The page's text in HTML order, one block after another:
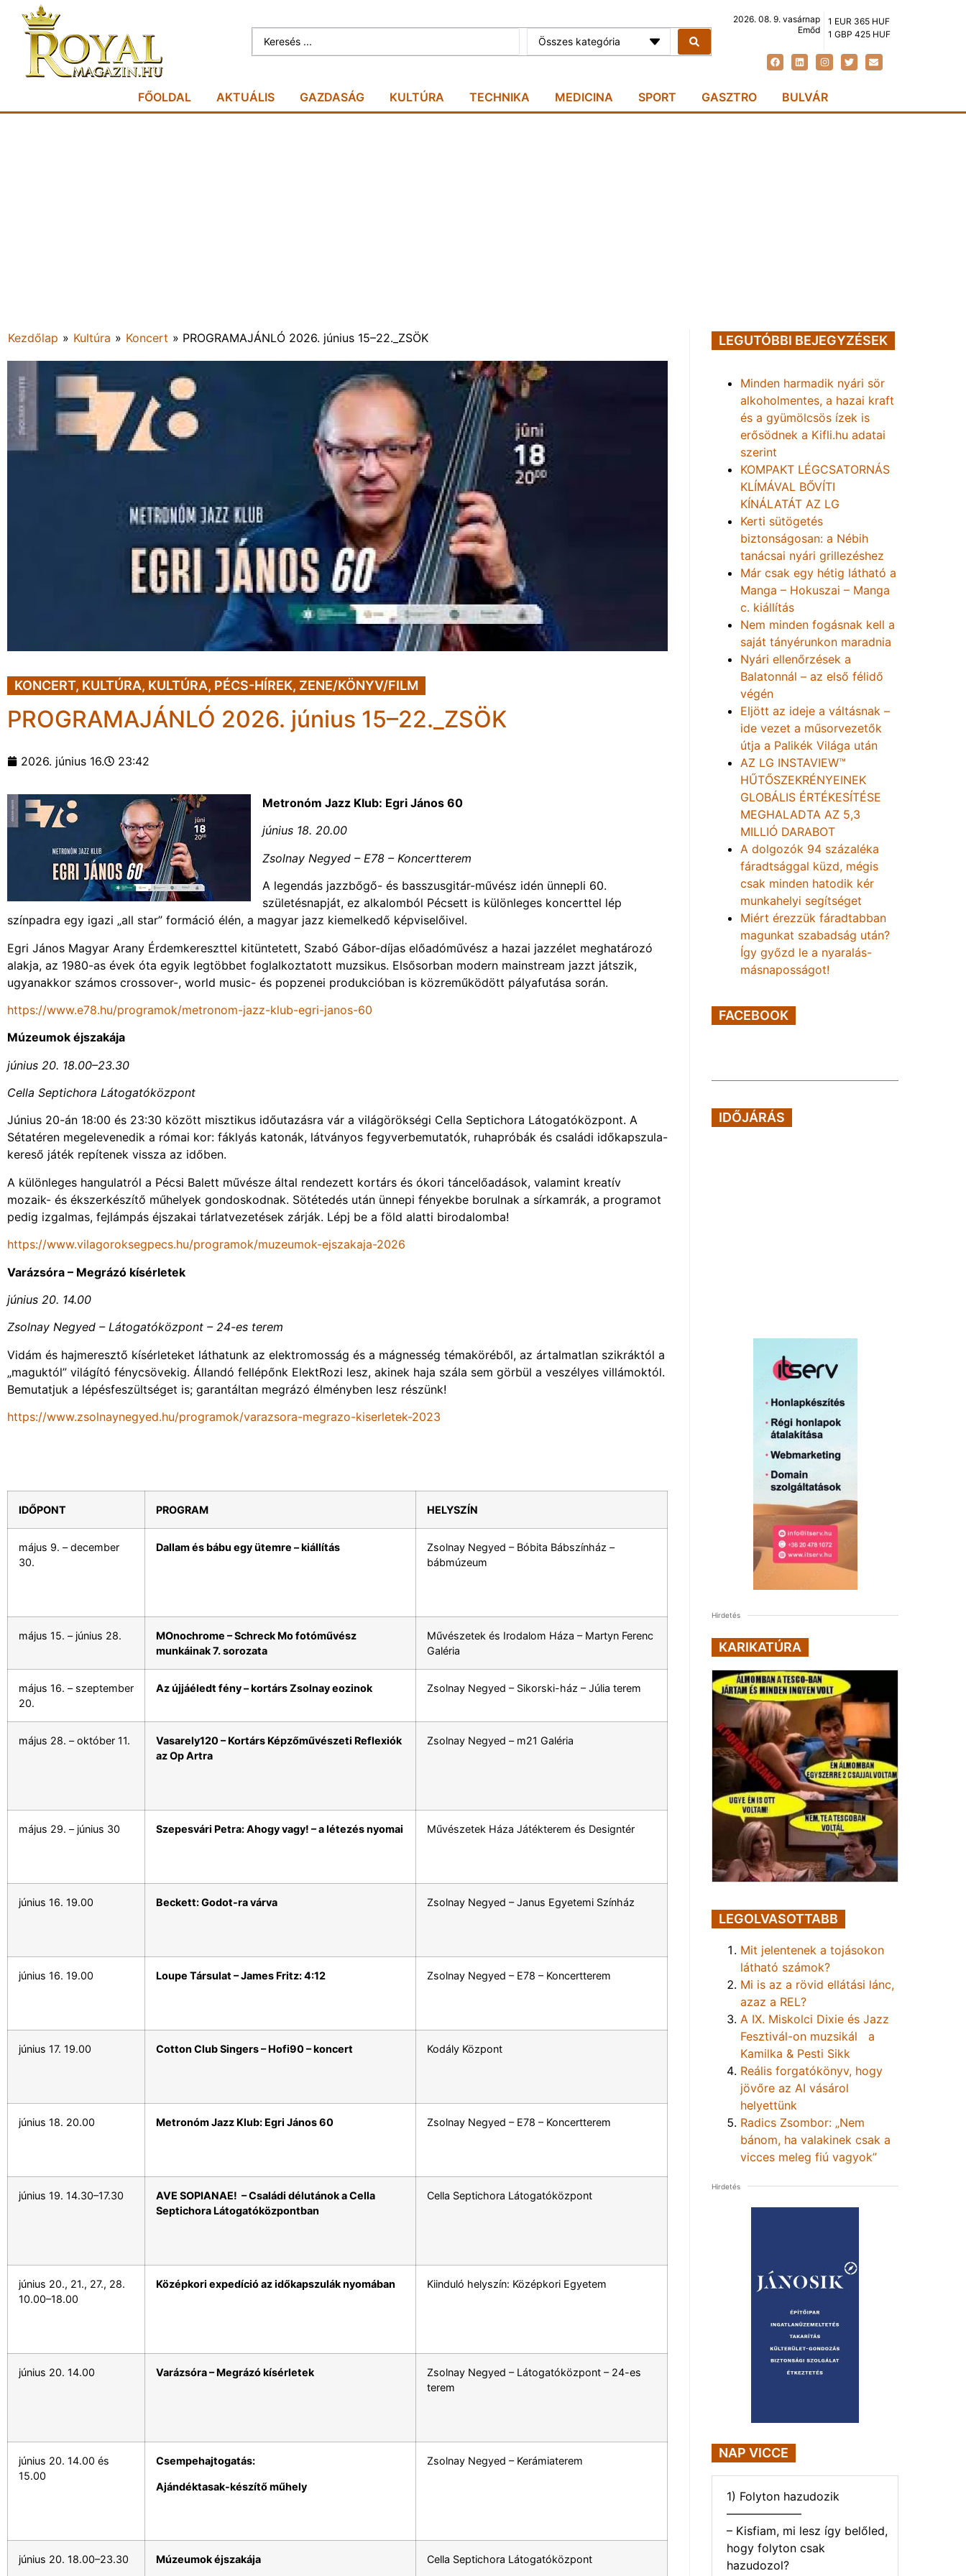
Összes kategória
2026. 08. 9. vasárnap
Emőd
1 EUR 365 HUF
1 GBP 425 HUF
FŐOLDAL AKTUÁLIS GAZDASÁG KULTÚRA TECHNIKA MEDICINA SPORT GASZTRO BULVÁR
Kezdőlap » Kultúra » Koncert » PROGRAMAJÁNLÓ 2026. június 15–22._ZSÖK
KONCERT, KULTÚRA, KULTÚRA, PÉCS-HÍREK, ZENE/KÖNYV/FILM
PROGRAMAJÁNLÓ 2026. június 15–22._ZSÖK
2026. június 16. 23:42
Metronóm Jazz Klub: Egri János 60
június 18. 20.00
Zsolnay Negyed – E78 – Koncertterem
A legendás jazzbőgő- és basszusgitár-művész idén ünnepli 60.
születésnapját, ez alkalomból Pécsett is különleges koncerttel lép
színpadra egy igazi „all star” formáció élén, a magyar jazz kiemelkedő képviselőivel.
Egri János Magyar Arany Érdemkereszttel kitüntetett, Szabó Gábor-díjas előadóművész a hazai jazzélet meghatározó
alakja, az 1980-as évek óta egyik legtöbbet foglalkoztatott muzsikus. Elsősorban modern mainstream jazzt játszik,
ugyanakkor számos crossover-, world music- és popzenei produkcióban is közreműködött pályafutása során.
https://www.e78.hu/programok/metronom-jazz-klub-egri-janos-60
Múzeumok éjszakája
június 20. 18.00–23.30
Cella Septichora Látogatóközpont
Június 20-án 18:00 és 23:30 között misztikus időutazásra vár a világörökségi Cella Septichora Látogatóközpont. A
Sétatéren megelevenedik a római kor: fáklyás katonák, látványos fegyverbemutatók, ruhapróbák és családi időkapszula-
kereső játék repítenek vissza az időben.
A különleges hangulatról a Pécsi Balett művésze által rendezett kortárs és ókori táncelőadások, valamint kreatív
mozaik- és ékszerkészítő műhelyek gondoskodnak. Sötétedés után ünnepi fényekbe borulnak a sírkamrák, a programot
pedig izgalmas, fejlámpás éjszakai tárlatvezetések zárják. Lépj be a föld alatti birodalomba!
https://www.vilagoroksegpecs.hu/programok/muzeumok-ejszakaja-2026
Varázsóra – Megrázó kísérletek
június 20. 14.00
Zsolnay Negyed – Látogatóközpont – 24-es terem
Vidám és hajmeresztő kísérleteket láthatunk az elektromosság és a mágnesség témaköréből, az ártalmatlan szikráktól a
„maguktól” világító fénycsövekig. Állandó fellépőnk ElektRozi lesz, akinek haja szála sem görbül a veszélyes villámoktól.
Bemutatjuk a lépésfeszültséget is; garantáltan megrázó élményben lesz részünk!
https://www.zsolnaynegyed.hu/programok/varazsora-megrazo-kiserletek-2023
IDŐPONT PROGRAM HELYSZÍN
május 9. – december
30.
Dallam és bábu egy ütemre – kiállítás
Zsolnay Negyed – Bóbita Bábszínház –
bábmúzeum
május 15. – június 28.
MOnochrome – Schreck Mo fotóművész
munkáinak 7. sorozata
Művészetek és Irodalom Háza – Martyn Ferenc
Galéria
május 16. – szeptember
20.
Az újjáéledt fény – kortárs Zsolnay eozinok Zsolnay Negyed – Sikorski-ház – Júlia terem
május 28. – október 11.
Vasarely120 – Kortárs Képzőművészeti Reflexiók
az Op Artra
Zsolnay Negyed – m21 Galéria
május 29. – június 30 Szepesvári Petra: Ahogy vagy! – a létezés nyomai Művészetek Háza Játékterem és Designtér
június 16. 19.00 Beckett: Godot-ra várva Zsolnay Negyed – Janus Egyetemi Színház
június 16. 19.00 Loupe Társulat – James Fritz: 4:12 Zsolnay Negyed – E78 – Koncertterem
június 17. 19.00 Cotton Club Singers – Hofi90 – koncert Kodály Központ
június 18. 20.00 Metronóm Jazz Klub: Egri János 60 Zsolnay Negyed – E78 – Koncertterem
június 19. 14.30–17.30
AVE SOPIANAE! – Családi délutánok a Cella
Septichora Látogatóközpontban
Cella Septichora Látogatóközpont
június 20., 21., 27., 28.
10.00–18.00
Középkori expedíció az időkapszulák nyomában Kiinduló helyszín: Középkori Egyetem
június 20. 14.00 Varázsóra – Megrázó kísérletek
Zsolnay Negyed – Látogatóközpont – 24-es
terem
június 20. 14.00 és
15.00
Csempehajtogatás:
Ajándéktasak-készítő műhely
Zsolnay Negyed – Kerámiaterem
június 20. 18.00–23.30 Múzeumok éjszakája Cella Septichora Látogatóközpont
LEGUTÓBBI BEJEGYZÉSEK
Minden harmadik nyári sör
alkoholmentes, a hazai kraft
és a gyümölcsös ízek is
erősödnek a Kifli.hu adatai
szerint
KOMPAKT LÉGCSATORNÁS
KLÍMÁVAL BŐVÍTI
KÍNÁLATÁT AZ LG
Kerti sütögetés
biztonságosan: a Nébih
tanácsai nyári grillezéshez
Már csak egy hétig látható a
Manga – Hokuszai – Manga
c. kiállítás
Nem minden fogásnak kell a
saját tányérunkon maradnia
Nyári ellenőrzések a
Balatonnál – az első félidő
végén
Eljött az ideje a váltásnak –
ide vezet a műsorvezetők
útja a Palikék Világa után
AZ LG INSTAVIEW™
HŰTŐSZEKRÉNYEINEK
GLOBÁLIS ÉRTÉKESÍTÉSE
MEGHALADTA AZ 5,3
MILLIÓ DARABOT
A dolgozók 94 százaléka
fáradtsággal küzd, mégis
csak minden hatodik kér
munkahelyi segítséget
Miért érezzük fáradtabban
magunkat szabadság után?
Így győzd le a nyaralás-
másnaposságot!
FACEBOOK
IDŐJÁRÁS
Hirdetés
KARIKATÚRA
LEGOLVASOTTABB
Mit jelentenek a tojásokon
látható számok?
Mi is az a rövid ellátási lánc,
azaz a REL?
A IX. Miskolci Dixie és Jazz
Fesztivál-on muzsikál a
Kamilka & Pesti Sikk
Reális forgatókönyv, hogy
jövőre az AI vásárol
helyettünk
Radics Zsombor: „Nem
bánom, ha valakinek csak a
vicces meleg fiú vagyok”
Hirdetés
NAP VICCE
1) Folyton hazudozik
——————–
– Kisfiam, mi lesz így belőled,
hogy folyton csak
hazudozol?